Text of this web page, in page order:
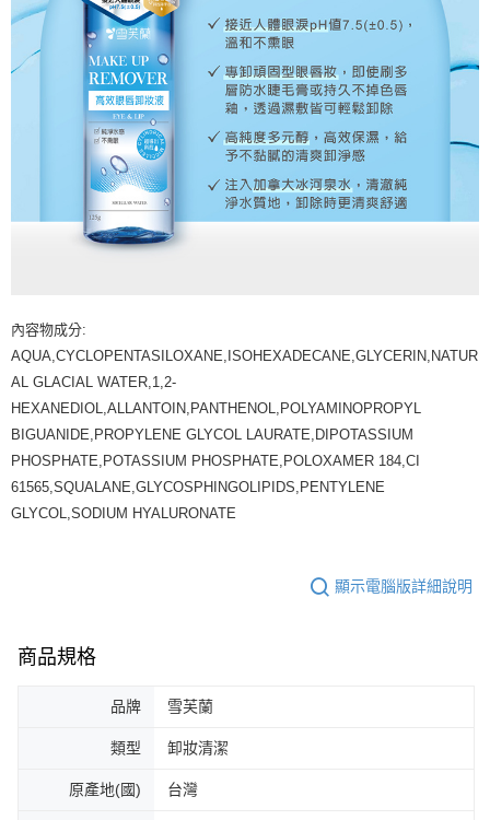
內容物成分:
AQUA,CYCLOPENTASILOXANE,ISOHEXADECANE,GLYCERIN,NATUR
AL GLACIAL WATER,1,2-
HEXANEDIOL,ALLANTOIN,PANTHENOL,POLYAMINOPROPYL
BIGUANIDE,PROPYLENE GLYCOL LAURATE,DIPOTASSIUM
PHOSPHATE,‎POTASSIUM PHOSPHATE,POLOXAMER 184,CI
61565,SQUALANE,GLYCOSPHINGOLIPIDS,PENTYLENE
GLYCOL,SODIUM HYALURONATE
顯示電腦版詳細說明
商品規格
品牌 雪芙蘭
類型 卸妝清潔
原產地(國) 台灣